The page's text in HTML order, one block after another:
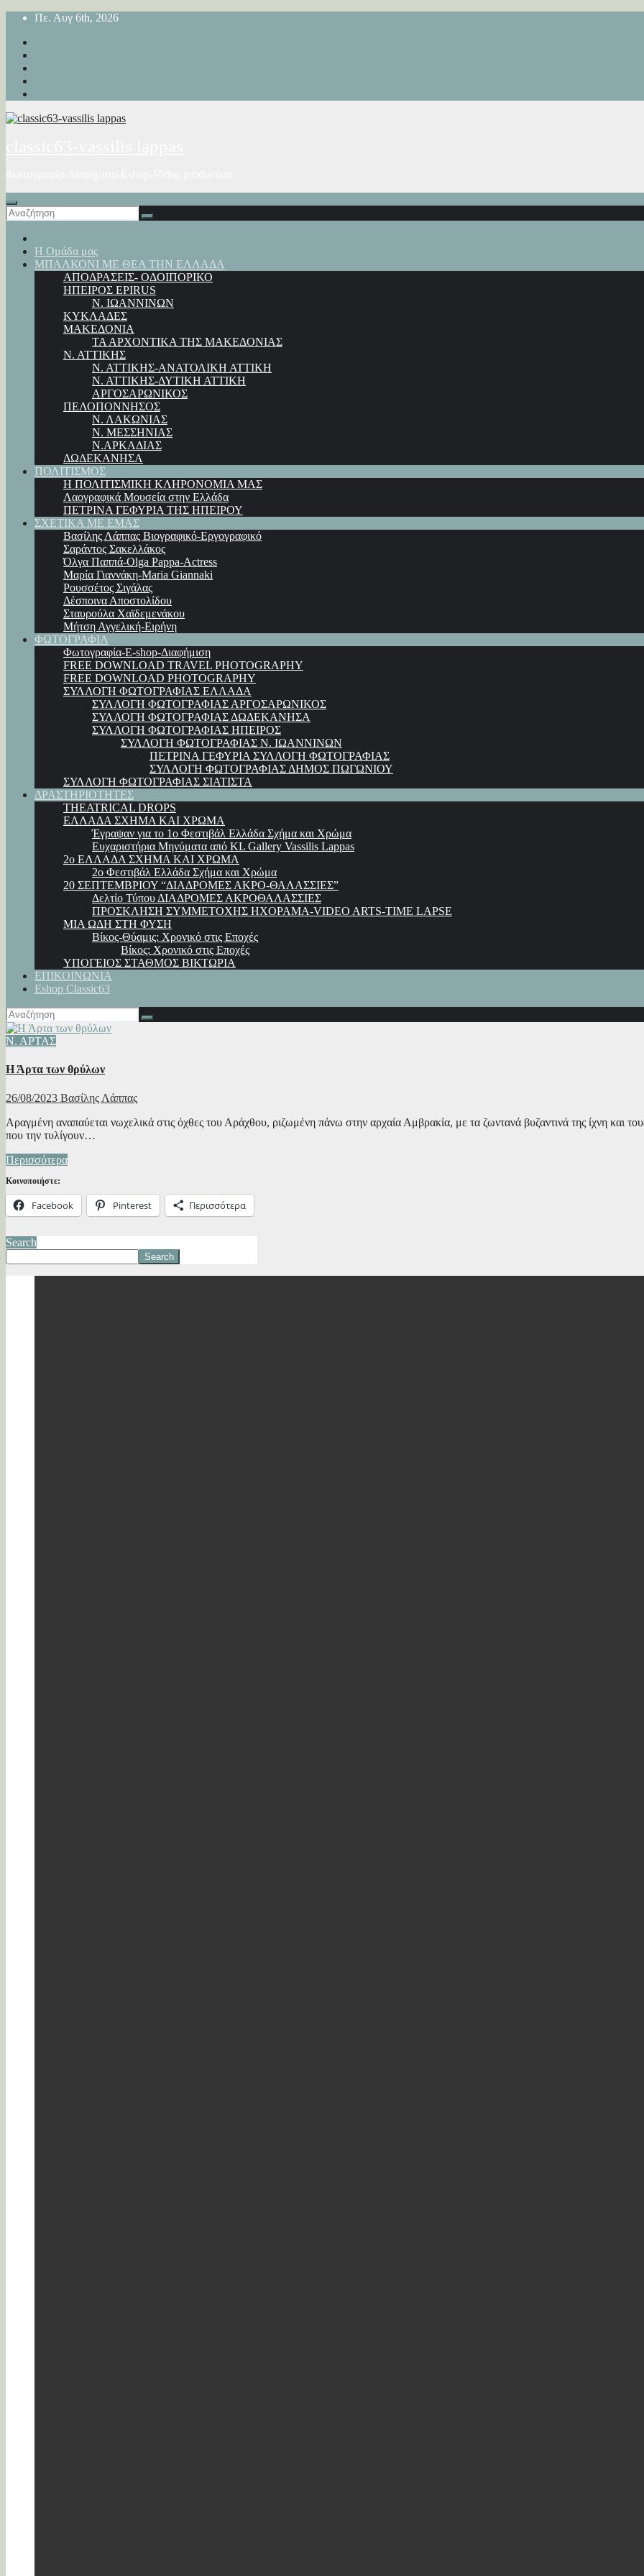
Μετάβαση
περιεχόμενο
Πε. Αυγ 6th, 2026
Η Ομάδα μας
ΜΠΑΛΚΟΝΙ ΜΕ ΘΕΑ ΤΗΝ ΕΛΛΑΔΑ
ΑΠΟΔΡΑΣΕΙΣ- ΟΔΟΙΠΟΡΙΚΟ
ΗΠΕΙΡΟΣ EPIRUS
Ν. ΙΩΑΝΝΙΝΩΝ
ΚΥΚΛΑΔΕΣ
ΜΑΚΕΔΟΝΙΑ
ΤΑ ΑΡΧΟΝΤΙΚΑ ΤΗΣ ΜΑΚΕΔΟΝΙΑΣ
Ν. ΑΤΤΙΚΗΣ
Ν. ΑΤΤΙΚΗΣ-ΑΝΑΤΟΛΙΚΗ ΑΤΤΙΚΗ
Ν. ΑΤΤΙΚΗΣ-ΔΥΤΙΚΗ ΑΤΤΙΚΗ
ΑΡΓΟΣΑΡΩΝΙΚΟΣ
ΠΕΛΟΠΟΝΝΗΣΟΣ
Ν. ΛΑΚΩΝΙΑΣ
Ν. ΜΕΣΣΗΝΙΑΣ
Ν.ΑΡΚΑΔΙΑΣ
ΔΩΔΕΚΑΝΗΣΑ
ΠΟΛΙΤΙΣΜΟΣ
Η ΠΟΛΙΤΙΣΜΙΚΗ ΚΛΗΡΟΝΟΜΙΑ ΜΑΣ
Λαογραφικά Μουσεία στην Ελλάδα
ΠΕΤΡΙΝΑ ΓΕΦΥΡΙΑ ΤΗΣ ΗΠΕΙΡΟΥ
ΣΧΕΤΙΚΑ ΜΕ ΕΜΑΣ
Βασίλης Λάππας Βιογραφικό-Εργογραφικό
Σαράντος Σακελλάκος
Όλγα Παππά-Olga Pappa-Αctress
Μαρία Γιαννάκη-Maria Giannaki
Ρουσσέτος Σιγάλας
Δέσποινα Αποστολίδου
Σταυρούλα Χαϊδεμενάκου
Μήτση Αγγελική-Ειρήνη
ΦΩΤΟΓΡΑΦΙΑ
Φωτογραφία-E-shop-Διαφήμιση
FREE DOWNLOAD TRAVEL PHOTOGRAPHY
FREE DOWNLOAD PHOTOGRAPHY
ΣΥΛΛΟΓΗ ΦΩΤΟΓΡΑΦΙΑΣ ΕΛΛΑΔΑ
ΣΥΛΛΟΓΗ ΦΩΤΟΓΡΑΦΙΑΣ ΑΡΓΟΣΑΡΩΝΙΚΟΣ
ΣΥΛΛΟΓΗ ΦΩΤΟΓΡΑΦΙΑΣ ΔΩΔΕΚΑΝΗΣΑ
ΣΥΛΛΟΓΗ ΦΩΤΟΓΡΑΦΙΑΣ ΗΠΕΙΡΟΣ
ΣΥΛΛΟΓΗ ΦΩΤΟΓΡΑΦΙΑΣ Ν. ΙΩΑΝΝΙΝΩΝ
ΠΕΤΡΙΝΑ ΓΕΦΥΡΙΑ ΣΥΛΛΟΓΗ ΦΩΤΟΓΡΑΦΙΑΣ
ΣΥΛΛΟΓΗ ΦΩΤΟΓΡΑΦΙΑΣ ΔΗΜΟΣ ΠΩΓΩΝΙΟΥ
ΣΥΛΛΟΓΗ ΦΩΤΟΓΡΑΦΙΑΣ ΣΙΑΤΙΣΤΑ
ΔΡΑΣΤΗΡΙΟΤΗΤΕΣ
THEATRICAL DROPS
ΕΛΛΑΔΑ ΣΧΗΜΑ ΚΑΙ ΧΡΩΜΑ
Έγραψαν για το 1ο Φεστιβάλ Ελλάδα Σχήμα και Χρώμα
Ευχαριστήρια Μηνύματα από KL Gallery Vassilis Lappas
2ο ΕΛΛΑΔΑ ΣΧΗΜΑ ΚΑΙ ΧΡΩΜΑ
2ο Φεστιβάλ Ελλάδα Σχήμα και Χρώμα
20 ΣΕΠΤΕΜΒΡΙΟΥ “ΔΙΑΔΡΟΜΕΣ ΑΚΡΟ-ΘΑΛΑΣΣΙΕΣ”
Δελτίο Τύπου ΔΙΑΔΡΟΜΕΣ ΑΚΡΟΘΑΛΑΣΣΙΕΣ
ΠΡΟΣΚΛΗΣΗ ΣΥΜΜΕΤΟΧΗΣ ΗΧΟΡΑΜΑ-VIDEO ARTS-TIME LAPSE
ΜΙΑ ΩΔΗ ΣΤΗ ΦΥΣΗ
Βίκος-Θύαμις: Χρονικό στις Εποχές
Βίκος: Χρονικό στις Εποχές
ΥΠΟΓΕΙΟΣ ΣΤΑΘΜΟΣ ΒΙΚΤΩΡΙΑ
ΕΠΙΚΟΙΝΩΝΙΑ
Eshop Classic63
Ν. ΑΡΤΑΣ
Η Άρτα των θρύλων
26/08/2023 Βασίλης Λάππας
Αραγμένη αναπαύεται νωχελικά στις όχθες του Αράχθου, ριζωμένη πάνω στην αρχαία Αμβρακία, με τα ζωντανά βυζαντινά της ίχνη και
που την τυλίγουν…
Περισσότερα
Κοινοποιήστε:
Facebook Pinterest Περισσότερα
Search
Search